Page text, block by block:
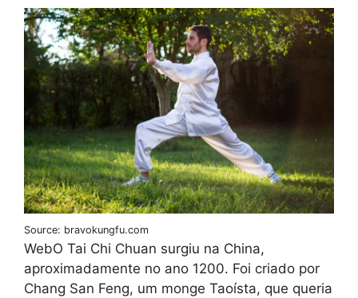
Source: bravokungfu.com
WebO Tai Chi Chuan surgiu na China,
aproximadamente no ano 1200. Foi criado por
Chang San Feng, um monge Taoísta, que queria